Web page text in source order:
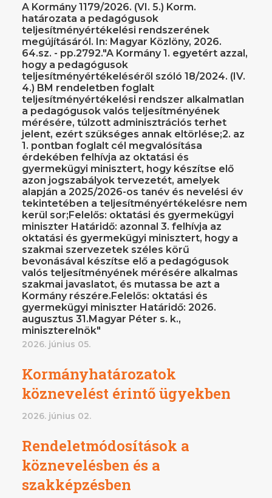
A Kormány 1179/2026. (VI. 5.) Korm.
határozata a pedagógusok
teljesítményértékelési rendszerének
megújításáról. In: Magyar Közlöny, 2026.
64.sz. - pp.2792."A Kormány 1. egyetért azzal,
hogy a pedagógusok
teljesítményértékeléséről szóló 18/2024. (IV.
4.) BM rendeletben foglalt
teljesítményértékelési rendszer alkalmatlan
a pedagógusok valós teljesítményének
mérésére, túlzott adminisztrációs terhet
jelent, ezért szükséges annak eltörlése;2. az
1. pontban foglalt cél megvalósítása
érdekében felhívja az oktatási és
gyermekügyi minisztert, hogy készítse elő
azon jogszabályok tervezetét, amelyek
alapján a 2025/2026-os tanév és nevelési év
tekintetében a teljesítményértékelésre nem
kerül sor;Felelős: oktatási és gyermekügyi
miniszter Határidő: azonnal 3. felhívja az
oktatási és gyermekügyi minisztert, hogy a
szakmai szervezetek széles körű
bevonásával készítse elő a pedagógusok
valós teljesítményének mérésére alkalmas
szakmai javaslatot, és mutassa be azt a
Kormány részére.Felelős: oktatási és
gyermekügyi miniszter Határidő: 2026.
augusztus 31.Magyar Péter s. k.,
miniszterelnök"
2026. június 05.
Kormányhatározatok
köznevelést érintő ügyekben
2026. június 02.
Rendeletmódosítások a
köznevelésben és a
szakképzésben